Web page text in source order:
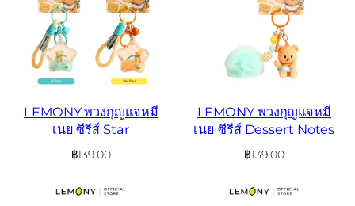
LEMONY พวงกุญแจหมี
เนย ซีรีส์ Star
฿139.00
LEMONY พวงกุญแจหมี
เนย ซีรีส์ Dessert Notes
฿139.00